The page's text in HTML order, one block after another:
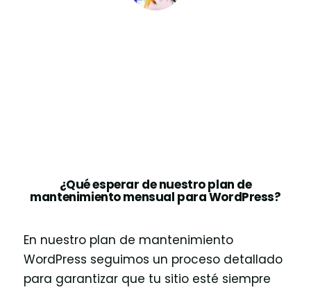
¿Qué esperar de nuestro plan de
mantenimiento mensual para WordPress?
En nuestro plan de mantenimiento
WordPress seguimos un proceso detallado
para garantizar que tu sitio esté siempre